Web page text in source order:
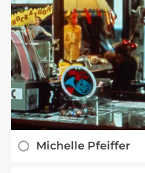
Michelle Pfeiffer